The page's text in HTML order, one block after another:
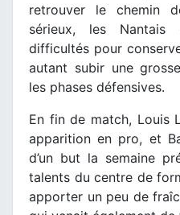
retrouver le chemin
sérieux, les
difficultés pour
autant subir une
les phases défensives.
En fin de match, Louis
apparition en pro, et
d’un but la semaine
talents du centre de
apporter un peu de